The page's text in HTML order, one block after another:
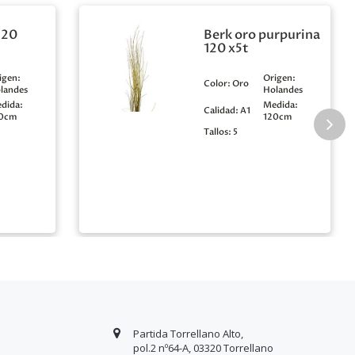
Berk oro purpurina
120 x5t
Color: Oro
Origen:
Holandes
Calidad: A1
Medida:
120cm
Tallos: 5
Partida Torrellano Alto,
pol.2 nº64-A, 03320 Torrellano